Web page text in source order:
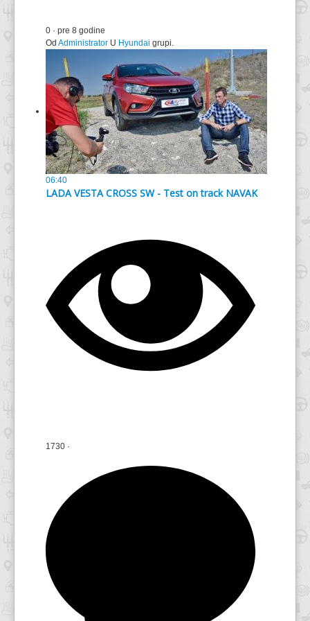
0 · pre 8 godine
Od Administrator U Hyundai grupi.
06:40
LADA VESTA CROSS SW - Test on track NAVAK
1730 ·